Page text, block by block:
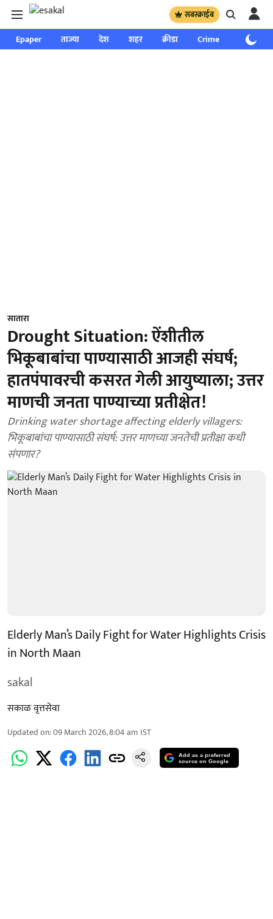
सबस्क्राईब
Epaper ताज्या देश शहर क्रीडा Crime साप्ताहिक
सातारा
Drought Situation: ऐंशीतील
भिकूबाबांचा पाण्यासाठी आजही संघर्ष;
हातपंपावरची कसरत गेली आयुष्याला; उत्तर
माणची जनता पाण्याच्या प्रतीक्षेत!
Drinking water shortage affecting elderly villagers:
भिकूबाबांचा पाण्यासाठी संघर्ष: उत्तर माणच्या जनतेची प्रतीक्षा कधी
संपणार?
Elderly Man’s Daily Fight for Water Highlights Crisis
in North Maan
sakal
सकाळ वृत्तसेवा
Updated on:09 March 2026, 8:04 am IST
Add as a preferred
source on Google